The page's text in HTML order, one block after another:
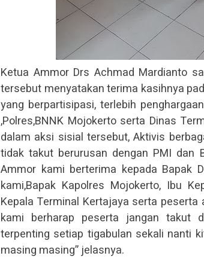
Ketua Ammor Drs Achmad Mardianto
tersebut menyatakan terima kasihnya
yang berpartisipasi, terlebih
,Polres,BNNK Mojokerto serta Dinas
dalam aksi sisial tersebut, Aktivis
tidak takut berurusan dengan PMI dan
Ammor kami berterima kepada Bapak
kami,Bapak Kapolres Mojokerto, Ibu
Kepala Terminal Kertajaya serta
kami berharap peserta jangan takut
terpenting setiap tigabulan sekali nanti
masing masing” jelasnya.